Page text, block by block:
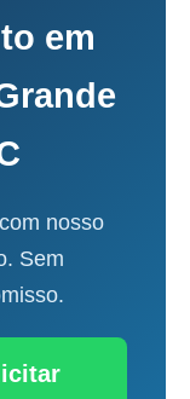
em
nosso
Sem